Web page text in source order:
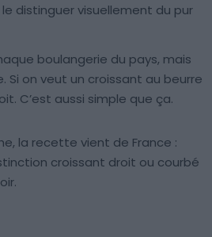
distinguer visuellement du pur
boulangerie du pays, mais
Si on veut un croissant au beurre
C’est aussi simple que ça.
la recette vient de France :
croissant droit ou courbé